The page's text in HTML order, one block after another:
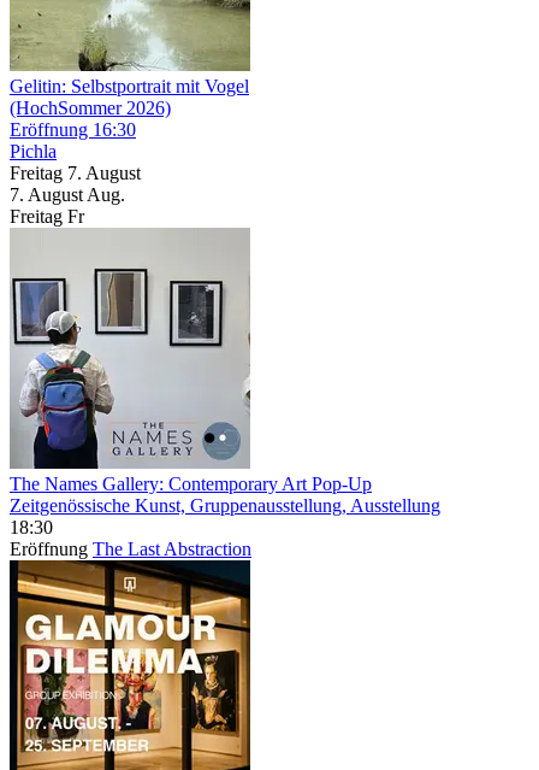
Gelitin: Selbstportrait mit Vogel
(HochSommer 2026)
Eröffnung 16:30
Pichla
Freitag 7. August
7. August Aug.
Freitag Fr
The Names Gallery: Contemporary Art Pop-Up
Zeitgenössische Kunst, Gruppenausstellung, Ausstellung
18:30
Eröffnung The Last Abstraction